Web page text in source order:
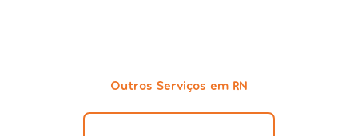
Outros Serviços em RN